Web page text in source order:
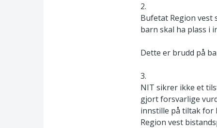
2.
Bufetat Region
barn skal ha plass i
Dette er brudd på
3.
NIT sikrer ikke et
gjort forsvarlige
innstille på tiltak for
Region vest